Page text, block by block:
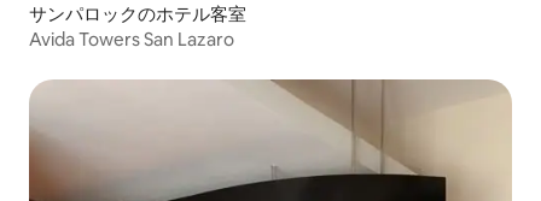
サンパロックのホテル客室
Avida Towers San Lazaro